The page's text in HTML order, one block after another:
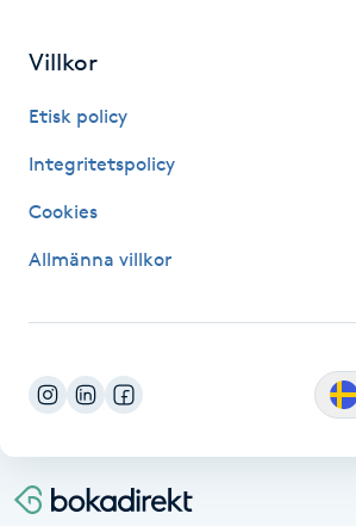
Headspa
Healing
HIFU
Villkor
Etisk policy
Integritetspolicy
Cookies
Allmänna villkor